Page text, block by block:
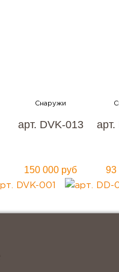
арт. DVK-013
150 000 руб 93